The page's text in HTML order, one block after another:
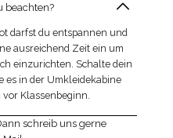
beachten?
darfst du entspannen und
ausreichend Zeit ein um
einzurichten. Schalte dein
es in der Umkleidekabine
Klassenbeginn.
schreib uns gerne